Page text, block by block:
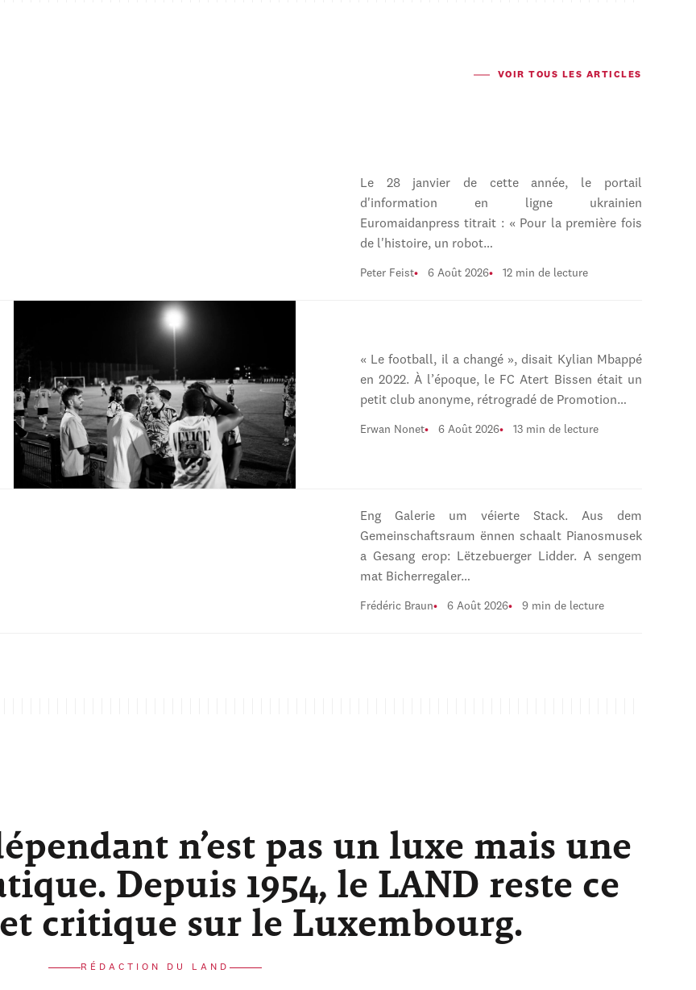
VOIR TOUS LES ARTICLES
Le 28 janvier de cette année, le portail
d'information en ligne ukrainien
Euromaidanpress titrait : « Pour la première fois
de l'histoire, un robot…
Peter Feist 6 Août 2026 12 min de lecture
« Le football, il a changé », disait Kylian Mbappé
en 2022. À l’époque, le FC Atert Bissen était un
petit club anonyme, rétrogradé de Promotion…
Erwan Nonet 6 Août 2026 13 min de lecture
Eng Galerie um véierte Stack. Aus dem
Gemeinschaftsraum ënnen schaalt Pianosmusek
a Gesang erop: Lëtzebuerger Lidder. A sengem
mat Bicherregaler…
Frédéric Braun 6 Août 2026 9 min de lecture
n’est pas un luxe mais une
Depuis 1954, le LAND reste ce
critique sur le Luxembourg.
RÉDACTION DU LAND